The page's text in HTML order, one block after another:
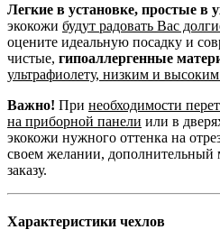
Легкие в установке, простые в
экокожи будут радовать Вас
оцените идеальную посадку и
чистые, гипоаллергенные
ультрафиолету, низким и
Важно! При необходимости
на приборной панели или в
экокожи нужного оттенка на
своем желании, дополнительный
заказу.
Характеристики чехлов